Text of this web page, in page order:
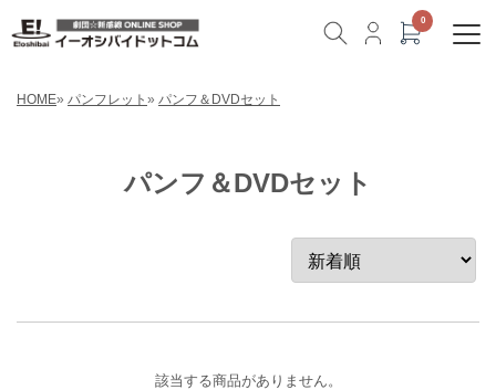
HOME» パンフレット » パンフ＆DVDセット
パンフ＆DVDセット
該当する商品がありません。